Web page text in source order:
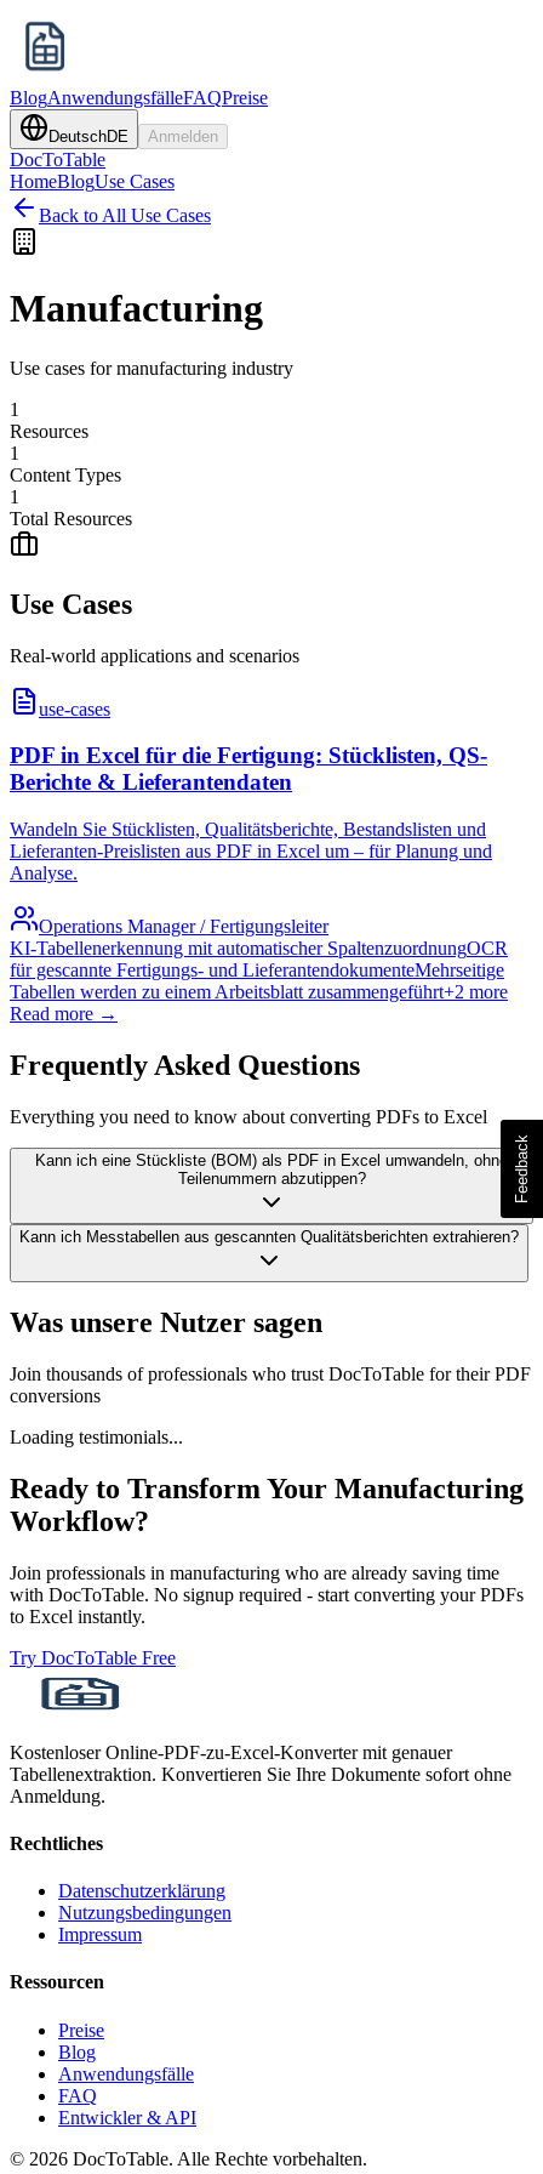
BlogAnwendungsfälleFAQPreise
DeutschDE Anmelden
DocToTable
HomeBlogUse Cases
Back to All Use Cases
Manufacturing
Use cases for manufacturing industry
1
Resources
1
Content Types
1
Total Resources
Use Cases
Real-world applications and scenarios
use-cases
PDF in Excel für die Fertigung: Stücklisten, QS-
Berichte & Lieferantendaten
Wandeln Sie Stücklisten, Qualitätsberichte, Bestandslisten und
Lieferanten-Preislisten aus PDF in Excel um – für Planung und
Analyse.
Operations Manager / Fertigungsleiter
KI-Tabellenerkennung mit automatischer SpaltenzuordnungOCR
für gescannte Fertigungs- und LieferantendokumenteMehrseitige
Tabellen werden zu einem Arbeitsblatt zusammengeführt+2 more
Read more →
Frequently Asked Questions
Everything you need to know about converting PDFs to Excel
Kann ich eine Stückliste (BOM) als PDF in Excel umwandeln, ohne
Teilenummern abzutippen?
Kann ich Messtabellen aus gescannten Qualitätsberichten extrahieren?
Was unsere Nutzer sagen
Join thousands of professionals who trust DocToTable for their PDF
conversions
Loading testimonials...
Ready to Transform Your Manufacturing
Workflow?
Join professionals in manufacturing who are already saving time
with DocToTable. No signup required - start converting your PDFs
to Excel instantly.
Try DocToTable Free
Kostenloser Online-PDF-zu-Excel-Konverter mit genauer
Tabellenextraktion. Konvertieren Sie Ihre Dokumente sofort ohne
Anmeldung.
Rechtliches
Datenschutzerklärung
Nutzungsbedingungen
Impressum
Ressourcen
Preise
Blog
Anwendungsfälle
FAQ
Entwickler & API
© 2026 DocToTable. Alle Rechte vorbehalten.